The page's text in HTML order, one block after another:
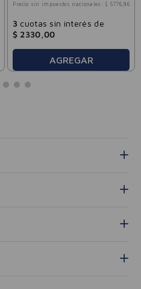
Precio sin impuestos nacionales: $ 5776 ,86
3cuotas sin interés de
$ 2330 00
AGREGAR